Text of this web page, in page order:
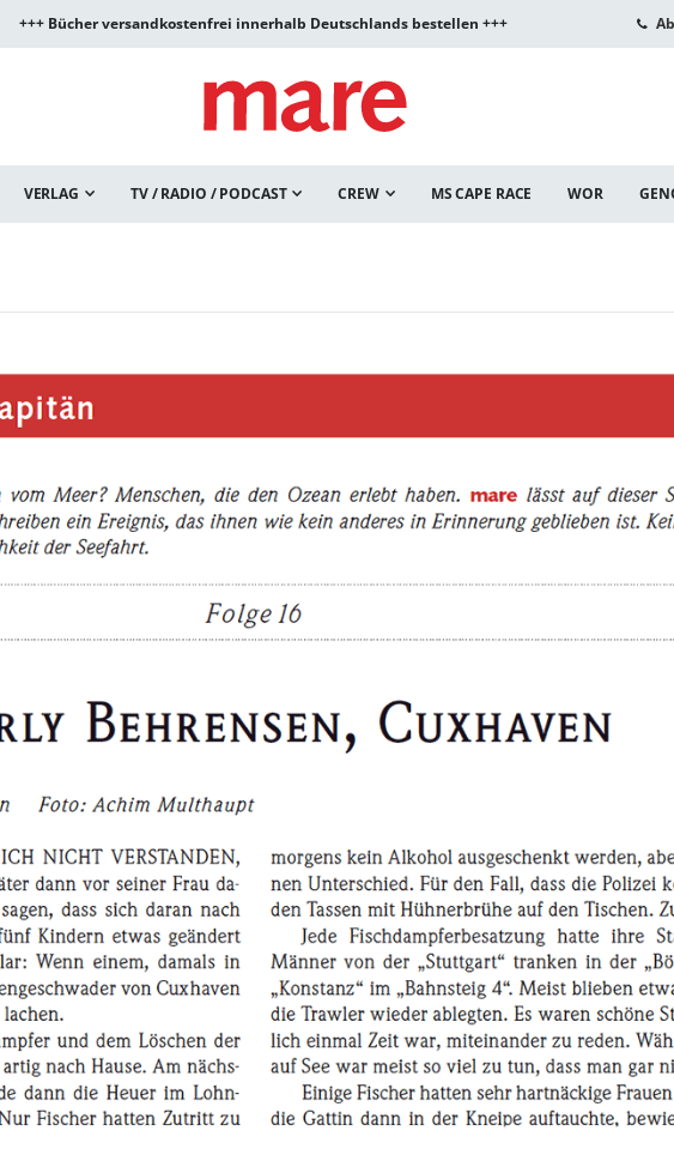
+++ Bücher versandkostenfrei innerhalb Deutschlands bestellen +++
VERLAG TV / RADIO / PODCAST CREW MS CAPE RACE WOR